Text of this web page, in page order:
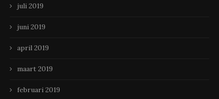
juli 2019
juni 2019
april 2019
maart 2019
februari 2019